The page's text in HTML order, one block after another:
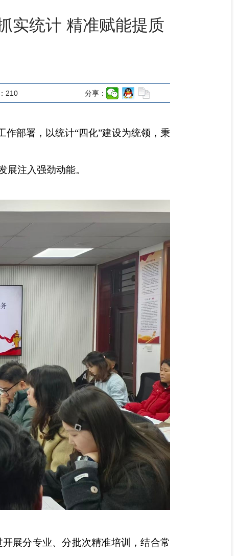
实统计 精准赋能提质
210 分享：
部署，以统计“四化”建设为统领，秉
注入强劲动能。
展分专业、分批次精准培训，结合常